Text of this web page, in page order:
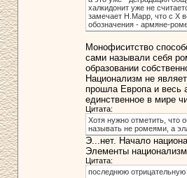
халкидонит уже не
замечает Н.Марр, что с X
обозначения - армяне-
Монофиситство
сами называли себя
образовании
Национализм не
прошла Европа и весь
единственное в мире
Цитата:
Хотя нужно отметить, что
называть не ромеями, а
Э...нет. Начало
Элементы
Цитата:
последнюю